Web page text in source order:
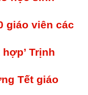
giáo viên các
Trịnh
Tết giáo